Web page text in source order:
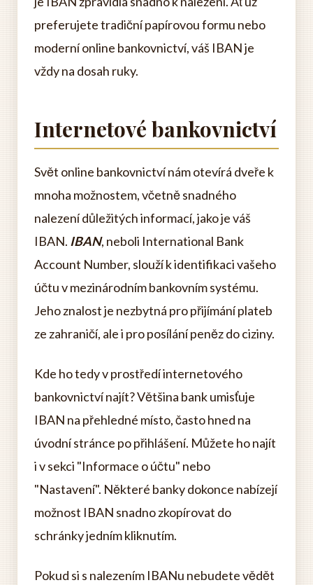
preferujete tradiční papírovou formu nebo
moderní online bankovnictví, váš IBAN je
vždy na dosah ruky.
Internetové bankovnictví
Svět online bankovnictví nám otevírá dveře k
mnoha možnostem, včetně snadného
nalezení důležitých informací, jako je váš
IBAN. IBAN, neboli International Bank
Account Number, slouží k identifikaci vašeho
účtu v mezinárodním bankovním systému.
Jeho znalost je nezbytná pro přijímání plateb
ze zahraničí, ale i pro posílání peněz do ciziny.
Kde ho tedy v prostředí internetového
bankovnictví najít? Většina bank umisťuje
IBAN na přehledné místo, často hned na
úvodní stránce po přihlášení. Můžete ho najít
i v sekci "Informace o účtu" nebo
"Nastavení". Některé banky dokonce nabízejí
možnost IBAN snadno zkopírovat do
schránky jedním kliknutím.
Pokud si s nalezením IBANu nebudete vědět